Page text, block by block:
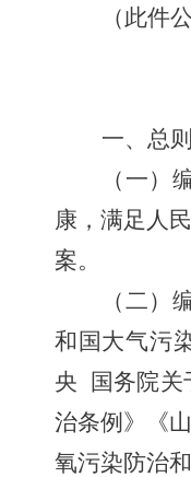
（此件
一、总则
（一）
康，满足人
案。
（二）
和国大气污
央
国务院
治条例》《
氧污染防治